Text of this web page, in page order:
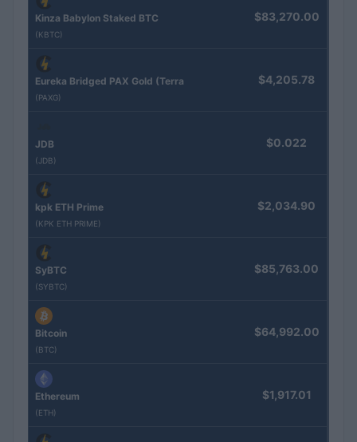
Kinza Babylon Staked BTC
(KBTC)
$83,270.00
Eureka Bridged PAX Gold (Terra
(PAXG)
$4,205.78
JDB
(JDB)
$0.022
kpk ETH Prime
(KPK ETH PRIME)
$2,034.90
SyBTC
(SYBTC)
$85,763.00
Bitcoin
(BTC)
$64,992.00
Ethereum
(ETH)
$1,917.01